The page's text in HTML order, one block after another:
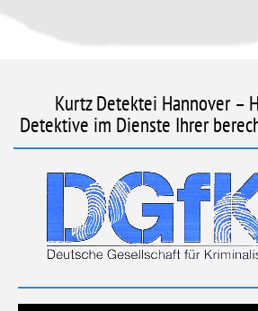
Kurtz Detektei Hannover –
Detektive im Dienste Ihrer